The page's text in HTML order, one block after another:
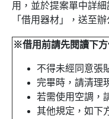
用，並於提案單中詳
「借用器材」，送至
※借用前請先閱讀下方
不得未經同意張
完畢時，請清理
若需使用空調，
其他規定，如下